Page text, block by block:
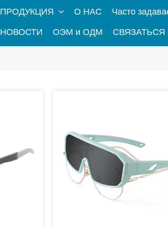
ПРОДУКЦИЯ О НАС
Часто
НОВОСТИ
ОЭМ и ОДМ